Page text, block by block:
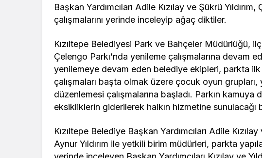
Başkan Yardımcıları Adile Kızılay ve Şükrü
çalışmalarını yerinde inceleyip ağaç diktiler.
Kızıltepe Belediyesi Park ve Bahçeler Müdürlüğü,
Çelengo Parkı’nda yenileme çalışmalarına devam
yenilemeye devam eden belediye ekipleri, parkta
çalışmaları başta olmak üzere çocuk oyun
düzenlemesi çalışmalarına başladı. Parkın kamuya
eksikliklerin giderilerek halkın hizmetine sunulacağı
Kızıltepe Belediye Başkan Yardımcıları Adile
Aynur Yıldırım ile yetkili birim müdürleri, parkta